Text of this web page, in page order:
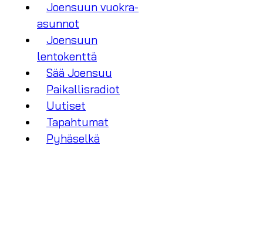
Joensuun vuokra-
asunnot
Joensuun
lentokenttä
Sää Joensuu
Paikallisradiot
Uutiset
Tapahtumat
Pyhäselkä